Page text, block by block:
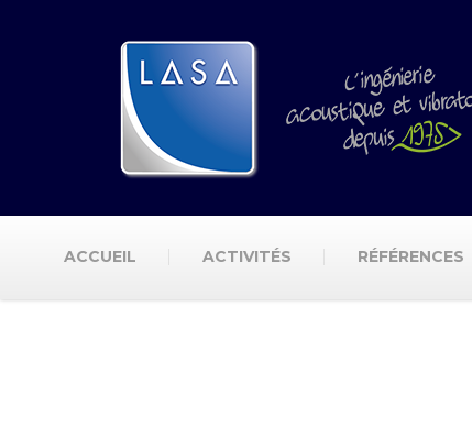
ACCUEIL ACTIVITÉS RÉFÉRENCES